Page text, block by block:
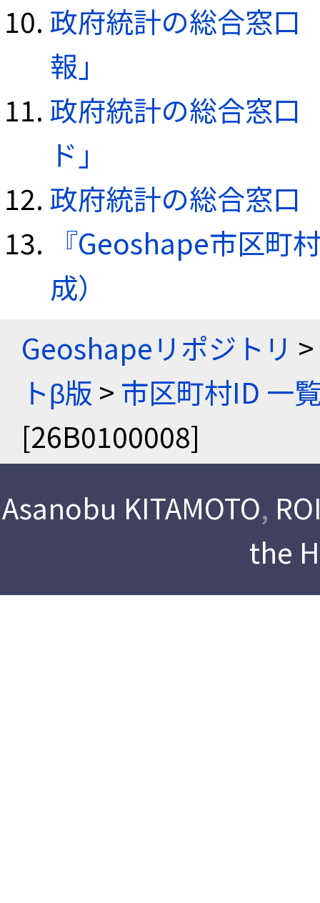
政府統計の総合窓口
報」
政府統計の総合窓口
ド」
政府統計の総合窓口
『Geoshape市区町
成）
Geoshapeリポジトリ >
トβ版 > 市区町村ID 一
[26B0100008]
Asanobu KITAMOTO,
the